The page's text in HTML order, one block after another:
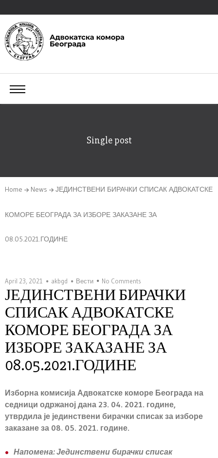
Single post
Home News ЈЕДИНСТВЕНИ БИРАЧКИ СПИСАК АДВОКАТСКЕ
КОМОРЕ БЕОГРАДА ЗА ИЗБОРЕ ЗАКАЗАНЕ ЗА
08.05.2021.ГОДИНЕ
April 23, 2021 akbgd Вести No Comments
ЈЕДИНСТВЕНИ БИРАЧКИ
СПИСАК АДВОКАТСКЕ
КОМОРЕ БЕОГРАДА ЗА
ИЗБОРЕ ЗАКАЗАНЕ ЗА
08.05.2021.ГОДИНЕ
Изборна комисија Адвокатске коморе Београда на
седници одржаној дана 23. 04. 2021. године,
утврдила је јединствени бирачки списак за изборе
заказане за 08. 05. 2021. године.
Напомена: Јединствени бирачки списак